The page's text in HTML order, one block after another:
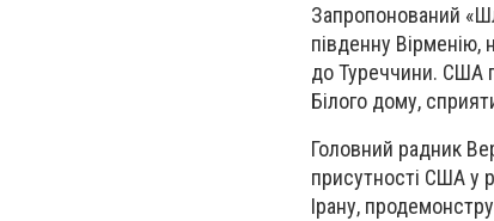
Запропонований
південну
до Туреччини. США
Білого дому,
Головний радник
присутності США у
Ірану,